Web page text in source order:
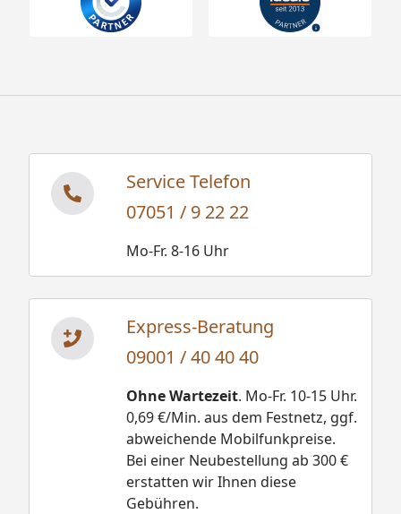
Service Telefon
07051 / 9 22 22
Mo-Fr. 8-16 Uhr
Express-Beratung
09001 / 40 40 40
Ohne Wartezeit. Mo-Fr. 10-15 Uhr.
0,69 €/Min. aus dem Festnetz, ggf.
abweichende Mobilfunkpreise.
Bei einer Neubestellung ab 300 €
erstatten wir Ihnen diese
Gebühren.